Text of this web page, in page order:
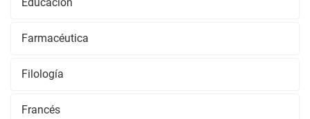
Farmacéutica
Filología
Francés